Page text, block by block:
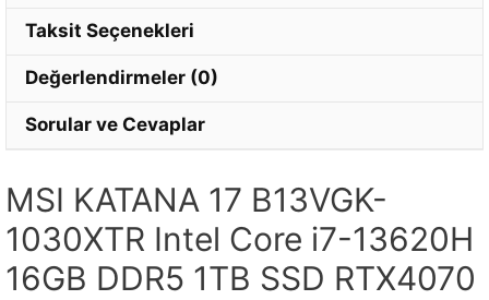
Taksit Seçenekleri
Değerlendirmeler (0)
Sorular ve Cevaplar
MSI KATANA 17 B13VGK-
1030XTR Intel Core i7-13620H
16GB DDR5 1TB SSD RTX4070